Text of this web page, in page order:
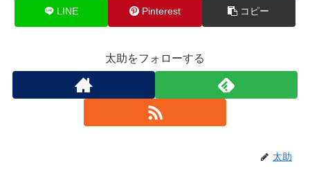
LINE Pinterest コピー
太助をフォローする
太助